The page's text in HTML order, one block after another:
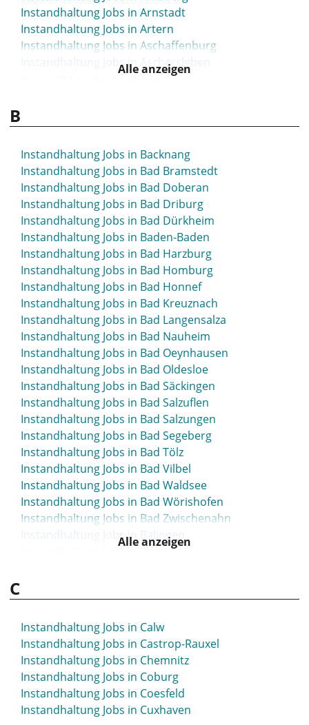
Instandhaltung Jobs in Arnstadt
Instandhaltung Jobs in Artern
Instandhaltung Jobs in Aschaffenburg
Instandhaltung Jobs in Aschersleben
Instandhaltung Jobs in Augsburg
Alle anzeigen
B
Instandhaltung Jobs in Backnang
Instandhaltung Jobs in Bad Bramstedt
Instandhaltung Jobs in Bad Doberan
Instandhaltung Jobs in Bad Driburg
Instandhaltung Jobs in Bad Dürkheim
Instandhaltung Jobs in Baden-Baden
Instandhaltung Jobs in Bad Harzburg
Instandhaltung Jobs in Bad Homburg
Instandhaltung Jobs in Bad Honnef
Instandhaltung Jobs in Bad Kreuznach
Instandhaltung Jobs in Bad Langensalza
Instandhaltung Jobs in Bad Nauheim
Instandhaltung Jobs in Bad Oeynhausen
Instandhaltung Jobs in Bad Oldesloe
Instandhaltung Jobs in Bad Säckingen
Instandhaltung Jobs in Bad Salzuflen
Instandhaltung Jobs in Bad Salzungen
Instandhaltung Jobs in Bad Segeberg
Instandhaltung Jobs in Bad Tölz
Instandhaltung Jobs in Bad Vilbel
Instandhaltung Jobs in Bad Waldsee
Instandhaltung Jobs in Bad Wörishofen
Instandhaltung Jobs in Bad Zwischenahn
Instandhaltung Jobs in Balingen
Instandhaltung Jobs in Bamberg
Instandhaltung Jobs in Beckum
Instandhaltung Jobs in Bergedorf
Instandhaltung Jobs in Bergheim
Instandhaltung Jobs in Bergisch Gladbach
Instandhaltung Jobs in Bergkamen
Instandhaltung Jobs in Berlin
Instandhaltung Jobs in Bernau
Alle anzeigen
C
Instandhaltung Jobs in Calw
Instandhaltung Jobs in Castrop-Rauxel
Instandhaltung Jobs in Chemnitz
Instandhaltung Jobs in Coburg
Instandhaltung Jobs in Coesfeld
Instandhaltung Jobs in Cuxhaven